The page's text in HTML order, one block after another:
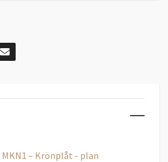
MKN1 – Krönplåt - plan